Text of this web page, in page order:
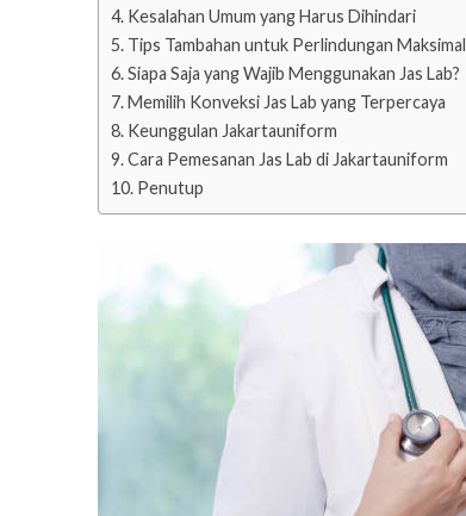
Kesalahan Umum yang Harus Dihindari
Tips Tambahan untuk Perlindungan Maksimal
Siapa Saja yang Wajib Menggunakan Jas Lab?
Memilih Konveksi Jas Lab yang Terpercaya
Keunggulan Jakartauniform
Cara Pemesanan Jas Lab di Jakartauniform
Penutup